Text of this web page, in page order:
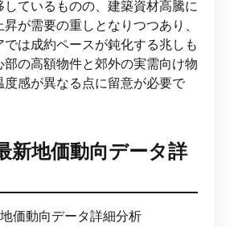
ているものの、建築資材高騰に
が需要の重しとなりつつあり、
は成約ペースが鈍化する兆しも
部の高額物件と郊外の実需向け物
感が異なる点に留意が必要で
新地価動向データ詳